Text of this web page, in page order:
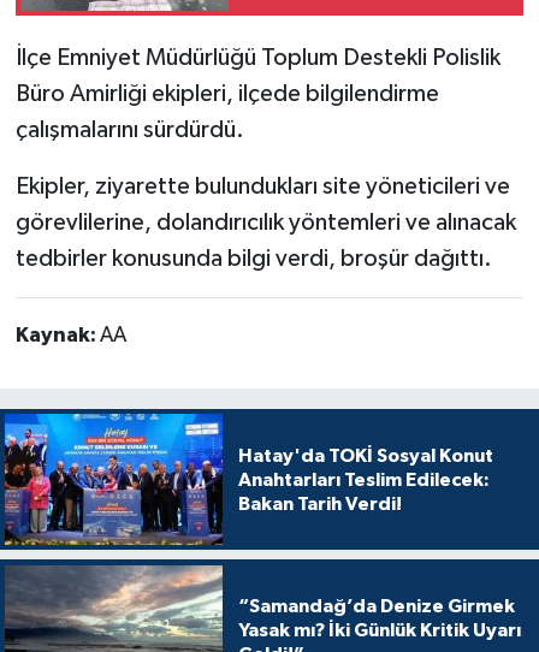
İlçe Emniyet Müdürlüğü Toplum Destekli Polislik
Büro Amirliği ekipleri, ilçede bilgilendirme
çalışmalarını sürdürdü.
Ekipler, ziyarette bulundukları site yöneticileri ve
görevlilerine, dolandırıcılık yöntemleri ve alınacak
tedbirler konusunda bilgi verdi, broşür dağıttı.
Kaynak: AA
Hatay'da TOKİ Sosyal Konut
Anahtarları Teslim Edilecek:
Bakan Tarih Verdi!
“Samandağ’da Denize Girmek
Yasak mı? İki Günlük Kritik Uyarı